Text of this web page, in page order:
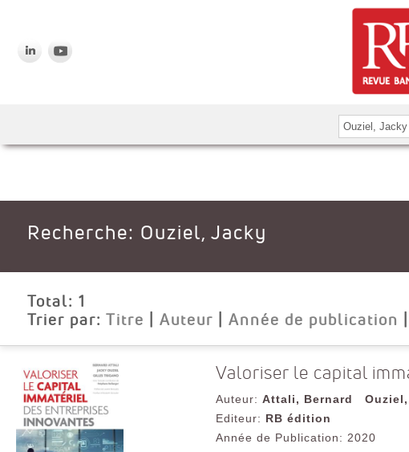
Recherche: Ouziel, Jacky
Total: 1
Trier par: Titre Auteur Année de publication
Valoriser le capital
Auteur: Attali, Bernard
Editeur: RB édition
Année de Publication: 2020